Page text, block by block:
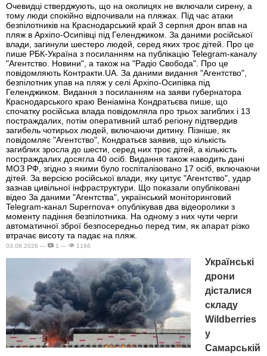
Очевидці стверджують, що на околицях не включали сирену, а
тому люди спокійно відпочивали на пляжах. Під час атаки
безпілотників на Краснодарський край 3 серпня дрон впав на
пляж в Архіпо-Осипівці під Геленджиком. За даними російської
влади, загинули шестеро людей, серед яких троє дітей. Про це
пише РБК-Україна з посиланням на публікацію Telegram-каналу
"Агентство. Новини", а також на "Радіо Свобода". Про це
повідомляють Контракти.UA. За даними видання "Агентство",
безпілотник упав на пляж у селі Архіпо-Осипівка під
Геленджиком. Видання з посиланням на заяви губернатора
Краснодарського краю Веніаміна Кондратьєва пише, що
спочатку російська влада повідомляла про трьох загиблих і 13
постраждалих, потім оперативний штаб регіону підтвердив
загибель чотирьох людей, включаючи дитину. Пізніше, як
повідомляє "Агентство", Кондратьєв заявив, що кількість
загиблих зросла до шести, серед них троє дітей, а кількість
постраждалих досягла 40 осіб. Видання також наводить дані
МОЗ РФ, згідно з якими було госпіталізовано 17 осіб, включаючи
дітей. За версією російської влади, яку цитує "Агентство", удар
зазнав цивільної інфраструктури. Що показали опубліковані
відео За даними "Агентства", український моніторинговий
Telegram-канал Supernova+ опублікував два відеоролики з
моменту падіння безпілотника. На одному з них чути черги
автоматичної зброї безпосередньо перед тим, як апарат різко
втрачає висоту та падає на пляж.
03.08.2026 — 1 — 1166
Українські
дрони
дісталися
складу
Wildberries
у
Самарській